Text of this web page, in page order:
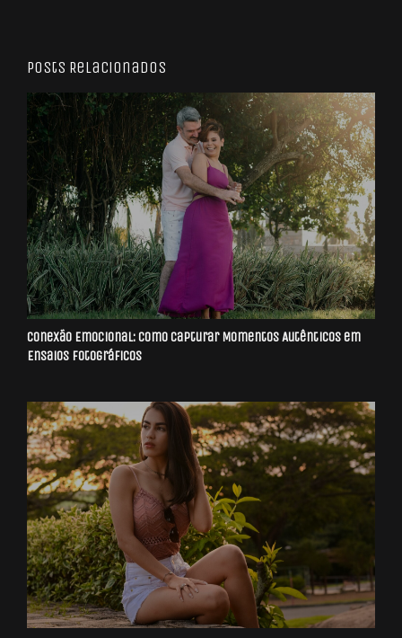
Posts Relacionados
Conexão Emocional: Como Capturar Momentos Autênticos em
Ensaios Fotográficos